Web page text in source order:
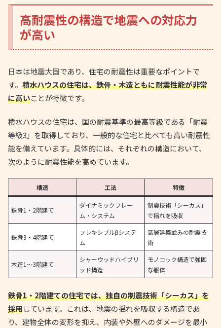
高耐震性の構造で地震への対応力
が高い
日本は地震大国であり、住宅の耐震性は重要なポイントで
す。 積水ハウスの住宅は、鉄骨・木造ともに耐震性能が非常
に高いことが特徴です。
積水ハウスの住宅は、国の耐震基準の最高等級である「耐震
等級3」を取得しており、一般的な住宅と比べても高い耐震性
能を備えています。具体的には、それぞれの構造において、
次のように耐震性能を高めています。
構造 工法 特徴
鉄骨1・2階建て
ダイナミックフレー
ム・システム
制震技術「シーカス」
で揺れを吸収
鉄骨3・4階建て
フレキシブルβシステ
ム
高層建築並みの耐震技
術
木造1～3階建て
シャーウッドハイブリ
ッド構造
モノコック構造で強固
な躯体
鉄骨1・2階建ての住宅では、独自の制震技術「シーカス」を
採用しています。これは、地震の揺れを吸収する構造であ
り、建物全体の変形を抑え、内装や外壁へのダメージを最小